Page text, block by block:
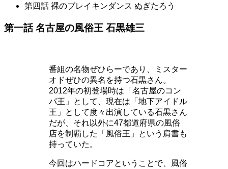
第四話 裸のブレイキンダンス ぬぎたろう
第一話 名古屋の風俗王 石黒雄三
番組の名物ぜひらーであり、ミスター
オドぜひの異名を持つ石黒さん。
2012年の初登場時は「名古屋のコン
パ王」として、現在は「地下アイドル
王」として度々出演している石黒さん
だが、それ以外に47都道府県の風俗
店を制覇した「風俗王」という肩書も
持っていた。
今回はハードコアということで、風俗